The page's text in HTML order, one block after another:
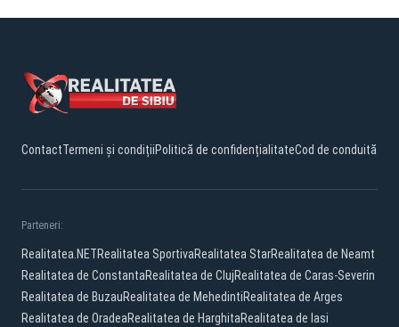
ContactTermeni și condițiiPolitică de confidențialitateCod de conduită
Parteneri:
Realitatea.NETRealitatea SportivaRealitatea StarRealitatea de Neamt
Realitatea de ConstantaRealitatea de ClujRealitatea de Caras-Severin
Realitatea de BuzauRealitatea de MehedintiRealitatea de Arges
Realitatea de OradeaRealitatea de HarghitaRealitatea de Iasi